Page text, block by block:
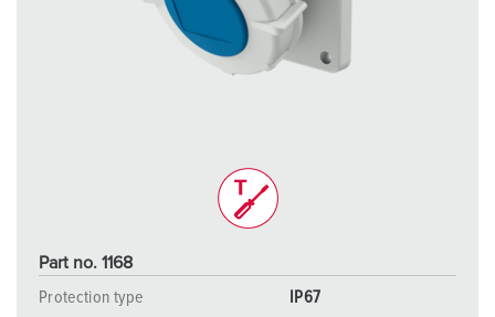
Part no. 1168
Protection type
IP67